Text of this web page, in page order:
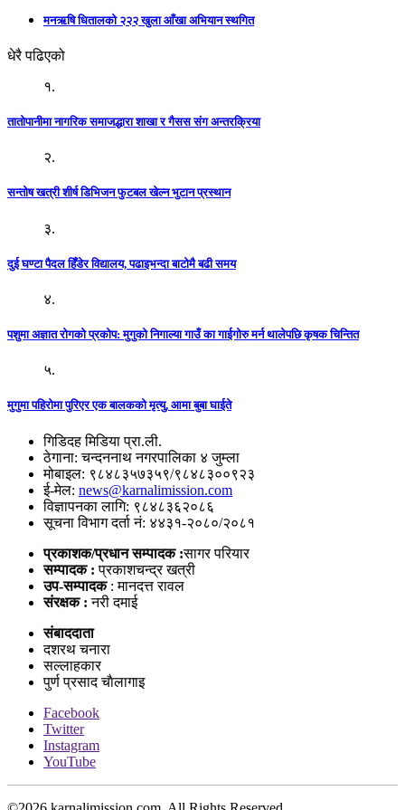
मनऋषि धितालको २२२ खुला आँखा अभियान स्थगित
धेरै पढिएको
१.
तातोपानीमा नागरिक समाजद्धारा शाखा र गैसस संग अन्तरक्रिया
२.
सन्तोष खत्री शीर्ष डिभिजन फुटबल खेल्न भुटान प्रस्थान
३.
दुई घण्टा पैदल हिँडेर विद्यालय, पढाइभन्दा बाटोमै बढी समय
४.
पशुमा अज्ञात रोगको प्रकोप: मुगुको निगाल्या गाउँ का गाईगोरु मर्न थालेपछि कृषक चिन्तित
५.
मुगुमा पहिरोमा पुरिएर एक बालकको मृत्यु, आमा बुबा घाईते
गिडिदह मिडिया प्रा.ली.
ठेगाना: चन्दननाथ नगरपालिका ४ जुम्ला
मोबाइल: ९८४८३५७३५९/९८४८३००९२३
ई-मेल: news@karnalimission.com
विज्ञापनका लागि: ९८४८३६२०८६
सूचना विभाग दर्ता नं: ४४३१-२०८०/२०८१
प्रकाशक/प्रधान सम्पादक :सागर परियार
सम्पादक :प्रकाशचन्द्र खत्री
उप-सम्पादक: मानदत्त रावल
संरक्षक : नरी दमाई
संबाददाता
दशरथ चनारा
सल्लाहकार
पुर्ण प्रसाद चाैलागाइ
Facebook
Twitter
Instagram
YouTube